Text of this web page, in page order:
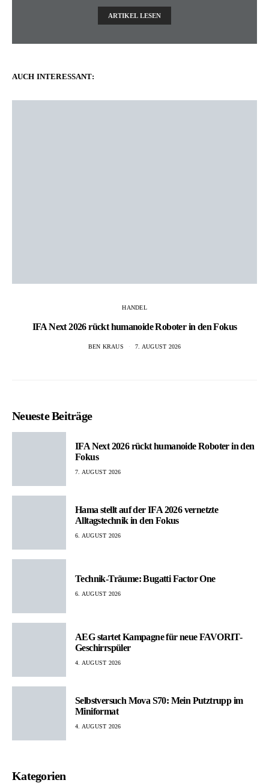
ARTIKEL LESEN
AUCH INTERESSANT:
HANDEL
IFA Next 2026 rückt humanoide Roboter in den Fokus
BEN KRAUS 7. AUGUST 2026
Neueste Beiträge
IFA Next 2026 rückt humanoide Roboter in den
Fokus
7. AUGUST 2026
Hama stellt auf der IFA 2026 vernetzte
Alltagstechnik in den Fokus
6. AUGUST 2026
Technik-Träume: Bugatti Factor One
6. AUGUST 2026
AEG startet Kampagne für neue FAVORIT-
Geschirrspüler
4. AUGUST 2026
Selbstversuch Mova S70: Mein Putztrupp im
Miniformat
4. AUGUST 2026
Kategorien